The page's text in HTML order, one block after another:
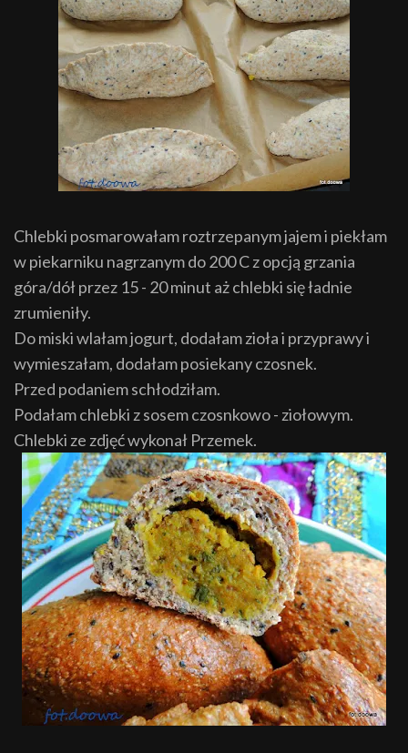
Chlebki posmarowałam roztrzepanym jajem i piekłam
w piekarniku nagrzanym do 200 C z opcją grzania
góra/dół przez 15 - 20 minut aż chlebki się ładnie
zrumieniły.
Do miski wlałam jogurt, dodałam zioła i przyprawy i
wymieszałam, dodałam posiekany czosnek.
Przed podaniem schłodziłam.
Podałam chlebki z sosem czosnkowo - ziołowym.
Chlebki ze zdjęć wykonał Przemek.